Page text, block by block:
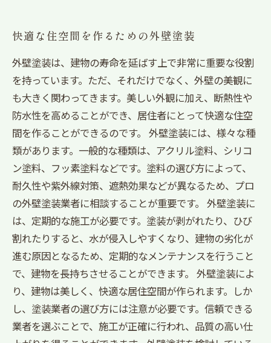
快適な住空間を作るための外壁塗装
外壁塗装は、建物の寿命を延ばす上で非常に重要な役割
を持っています。ただ、それだけでなく、外壁の美観に
も大きく関わってきます。美しい外観に加え、断熱性や
防水性を高めることができ、居住者にとって快適な住空
間を作ることができるのです。 外壁塗装には、様々な種
類があります。一般的な種類は、アクリル塗料、シリコ
ン塗料、フッ素塗料などです。塗料の選び方によって、
耐久性や紫外線対策、遮熱効果などが異なるため、プロ
の外壁塗装業者に相談することが重要です。 外壁塗装に
は、定期的な施工が必要です。塗装が剥がれたり、ひび
割れたりすると、水が侵入しやすくなり、建物の劣化が
進む原因となるため、定期的なメンテナンスを行うこと
で、建物を長持ちさせることができます。 外壁塗装によ
り、建物は美しく、快適な居住空間が作られます。しか
し、塗装業者の選び方には注意が必要です。信頼できる
業者を選ぶことで、施工が正確に行われ、品質の高い仕